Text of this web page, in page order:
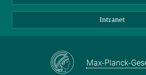
Schulen
Studierende
YouTube
Intranet
Max-Planck-